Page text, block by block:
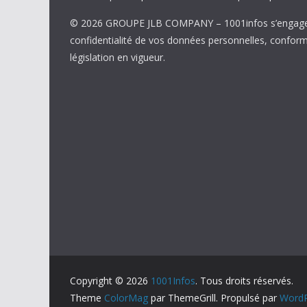
© 2026 GROUPE JLB COMPANY – 1001infos
confidentialité de vos données personnelles,
législation en vigueur.
Copyright © 2026 1001Infos. Tous droits réservés.
Theme ColorMag par ThemeGrill. Propulsé par